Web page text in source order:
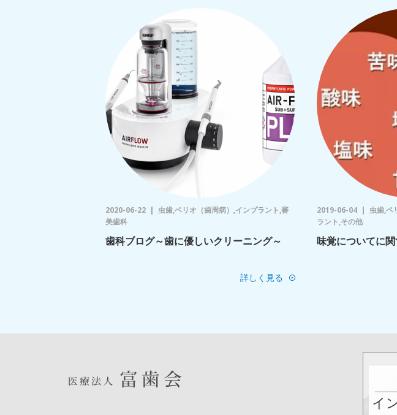
2020-06-22
虫歯,ペリオ（歯周病）,インプラント,審
美歯科
歯科ブログ～歯に優しいクリーニング～
詳しく見る
2019-06-04
虫歯,ペ
ラント,その他
味覚についてに
イ